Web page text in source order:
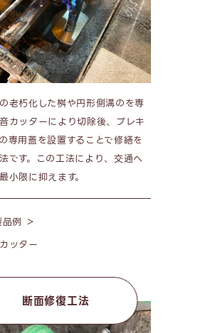
老朽化した桝や円形側溝のを専
カッターにより切除後、プレキ
専用蓋を設置することで修繕を
です。この工法により、交通へ
小限に抑えます。
例 ＞
ッター
断面修復工法